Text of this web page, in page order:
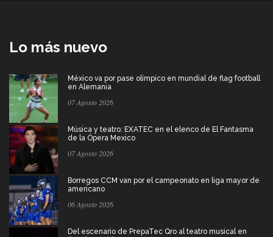
Lo más nuevo
México va por pase olímpico en mundial de flag football
en Alemania
07 Agosto 2026
Música y teatro: EXATEC en el elenco de El Fantasma
de la Ópera Mexico
07 Agosto 2026
Borregos CCM van por el campeonato en liga mayor de
americano
06 Agosto 2026
Del escenario de PrepaTec Qro al teatro musical en